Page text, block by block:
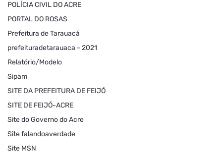
POLÍCIA CIVIL DO ACRE
PORTAL DO ROSAS
Prefeitura de Tarauacá
prefeituradetarauaca - 2021
Relatório/Modelo
Sipam
SITE DA PREFEITURA DE FEIJÓ
SITE DE FEIJÓ-ACRE
Site do Governo do Acre
Site falandoaverdade
Site MSN